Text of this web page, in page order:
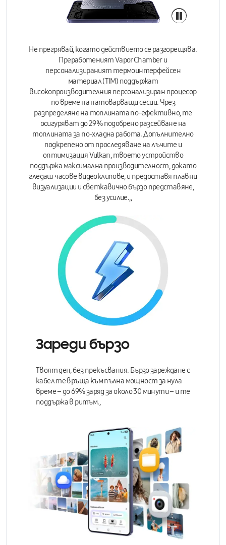
Не прегрявай, когато действието се разгорещява.
ПреработениятVapor Chamberи
персонализираният термоинтерфейсен
материал (TIM) поддържат
високопроизводителния персонализиран процесор
по време на натоварващи сесии. Чрез
разпределяне на топлината по-ефективно,те
осигуряват до 29% подобрено разсейване на
топлината за по-хладна работа. Допълнително
подкрепено от проследяване на лъчите и
оптимизация Vulkan, твоето устройство
поддържа максимална производителност, докато
гледаш часове видеоклипове, и предоставя плавни
визуализации и светкавично бързо представяне,
без усилие.,,
Зареди бързо
Твоят ден, без прекъсвания.Бързо зареждане с
кабелте връща към пълна мощност за нула
време – до 69% заряд за около 30 минути – и те
поддържа в ритъм.,